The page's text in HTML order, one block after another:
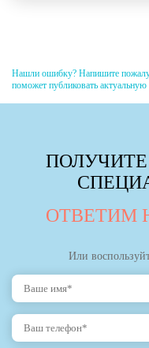
Нашли ошибку? Напишите
поможет публиковать
ОТВЕТИМ
Или